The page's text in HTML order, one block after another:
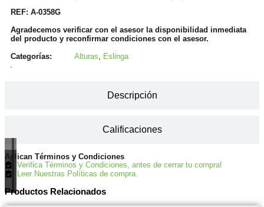
Descripción
Calificaciones
REF: A-0358G
Agradecemos verificar con el asesor la disponibilidad inmediata
del producto y reconfirmar condiciones con el asesor.
Categorías:
Alturas, Eslinga
Aplican Términos y Condiciones
Verifica Términos y Condiciones, antes de cerrar tu compra!
Leer Nuestras Políticas de compra.
Productos Relacionados